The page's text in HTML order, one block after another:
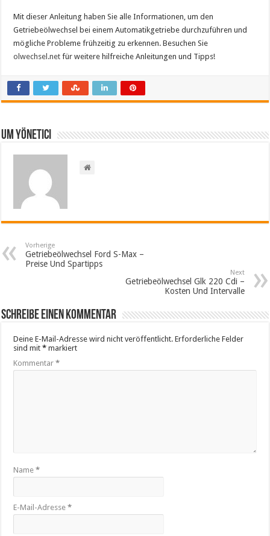
Mit dieser Anleitung haben Sie alle Informationen, um den
Getriebeölwechsel bei einem Automatikgetriebe durchzuführen und
mögliche Probleme frühzeitig zu erkennen. Besuchen Sie
olwechsel.net für weitere hilfreiche Anleitungen und Tipps!
Um yönetici
Vorherige
Getriebeölwechsel Ford S-Max –
Preise Und Spartipps
Next
Getriebeölwechsel Glk 220 Cdi –
Kosten Und Intervalle
Schreibe einen Kommentar
Deine E-Mail-Adresse wird nicht veröffentlicht. Erforderliche Felder
sind mit* markiert
Kommentar*
Name*
E-Mail-Adresse*